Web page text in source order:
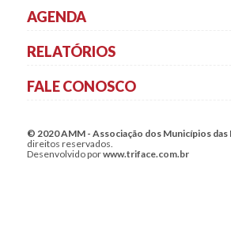
AGENDA
RELATÓRIOS
FALE CONOSCO
© 2020 AMM - Associação dos Municípios das
direitos reservados.
Desenvolvido porwww.triface.com.br